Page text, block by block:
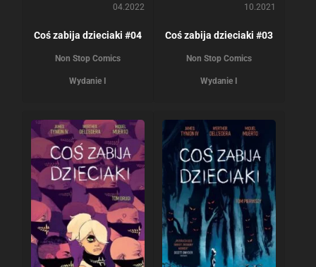
04.2022
Coś zabija dzieciaki #04
Non Stop Comics
Wydanie I
10.2021
Coś zabija dzieciaki #03
Non Stop Comics
Wydanie I